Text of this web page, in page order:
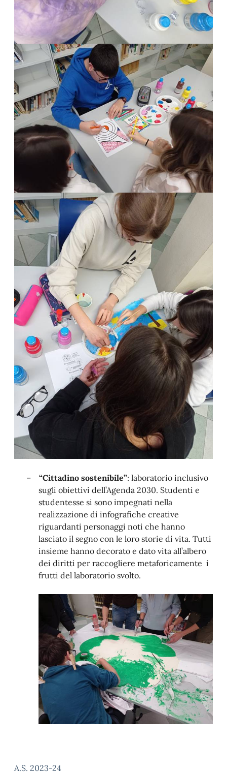
– “Cittadino sostenibile”: laboratorio inclusivo
sugli obiettivi dell’Agenda 2030. Studenti e
studentesse si sono impegnati nella
realizzazione di infografiche creative
riguardanti personaggi noti che hanno
lasciato il segno con le loro storie di vita. Tutti
insieme hanno decorato e dato vita all’albero
dei diritti per raccogliere metaforicamente i
frutti del laboratorio svolto.
A.S. 2023-24